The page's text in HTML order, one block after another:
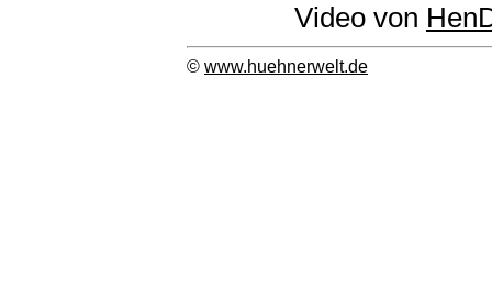
Video von
© www.huehnerwelt.de